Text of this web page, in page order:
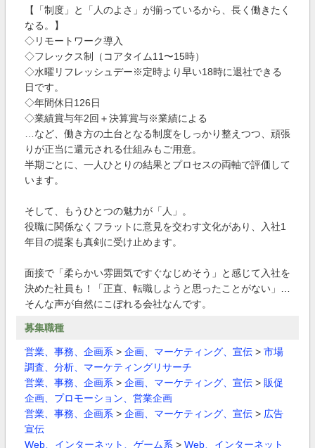
【「制度」と「人のよさ」が揃っているから、長く働きたく
なる。】
◇リモートワーク導入
◇フレックス制（コアタイム11〜15時）
◇水曜リフレッシュデー※定時より早い18時に退社できる
日です。
◇年間休日126日
◇業績賞与年2回＋決算賞与※業績による
…など、働き方の土台となる制度をしっかり整えつつ、頑張
りが正当に還元される仕組みもご用意。
半期ごとに、一人ひとりの結果とプロセスの両軸で評価して
います。
そして、もうひとつの魅力が「人」。
役職に関係なくフラットに意見を交わす文化があり、入社1
年目の提案も真剣に受け止めます。
面接で「柔らかい雰囲気ですぐなじめそう」と感じて入社を
決めた社員も！「正直、転職しようと思ったことがない」…
そんな声が自然にこぼれる会社なんです。
募集職種
営業、事務、企画系 > 企画、マーケティング、宣伝 > 市場
調査、分析、マーケティングリサーチ
営業、事務、企画系 > 企画、マーケティング、宣伝 > 販促
企画、プロモーション、営業企画
営業、事務、企画系 > 企画、マーケティング、宣伝 > 広告
宣伝
Web、インターネット、ゲーム系 > Web、インターネット